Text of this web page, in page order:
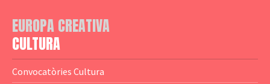
— Presentacions
— Estudis
— Anuaris
EUROPA CREATIVA
CULTURA
Convocatòries Cultura